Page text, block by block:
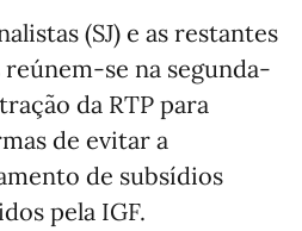
(SJ) e as restantes
se na segunda-
da RTP para
de evitar a
de subsídios
pela IGF.